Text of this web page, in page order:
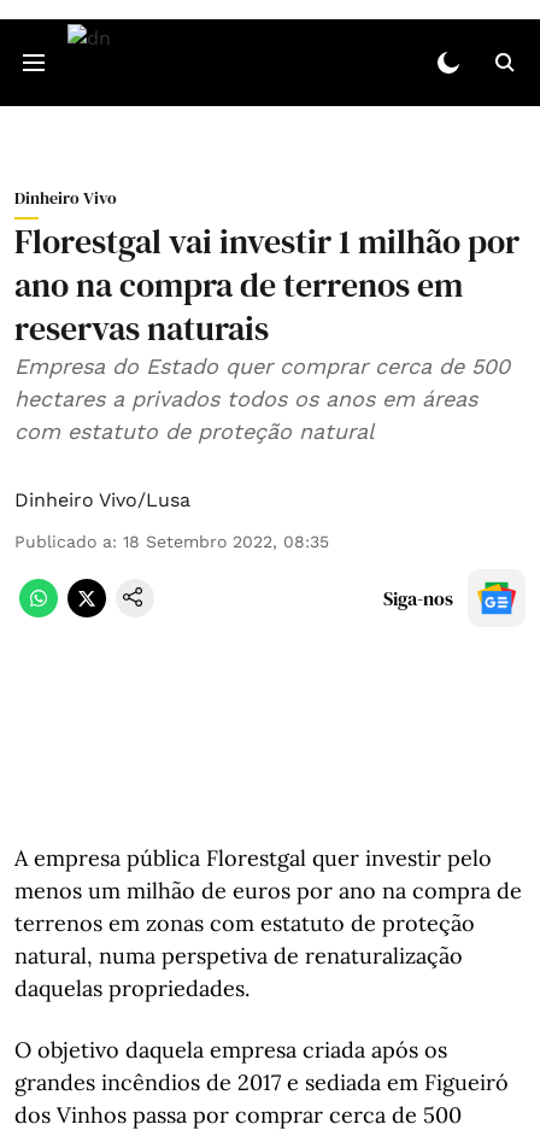
Dinheiro Vivo
Florestgal vai investir 1 milhão por
ano na compra de terrenos em
reservas naturais
Empresa do Estado quer comprar cerca de 500
hectares a privados todos os anos em áreas
com estatuto de proteção natural
Dinheiro Vivo/Lusa
Publicado a: 18 Setembro 2022, 08:35
Siga-nos
A empresa pública Florestgal quer investir pelo
menos um milhão de euros por ano na compra de
terrenos em zonas com estatuto de proteção
natural, numa perspetiva de renaturalização
daquelas propriedades.
O objetivo daquela empresa criada após os
grandes incêndios de 2017 e sediada em Figueiró
dos Vinhos passa por comprar cerca de 500